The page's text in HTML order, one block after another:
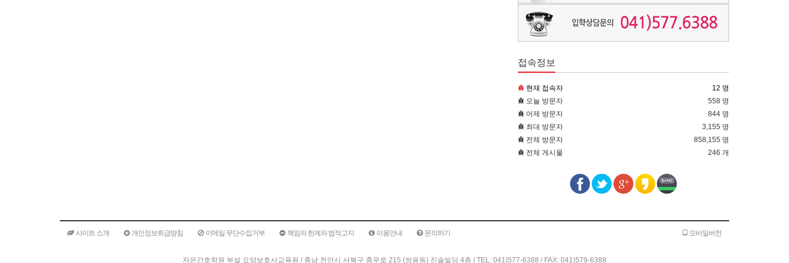
접속정보
현재 접속자
12 명
오늘 방문자
558 명
어제 방문자
844 명
최대 방문자
3,155 명
전체 방문자
858,155 명
전체 게시물
246 개
사이트 소개 개인정보취급방침 이메일 무단수집거부 책임의 한계와 법적고지 이용안내 문의하기 모바일버전
자은간호학원 부설 요양보호사교육원 / 충남 천안시 서북구 충무로 215 (쌍용동) 진솔빌딩 4층 / TEL: 041)577-6388 / FAX: 041)579-6388